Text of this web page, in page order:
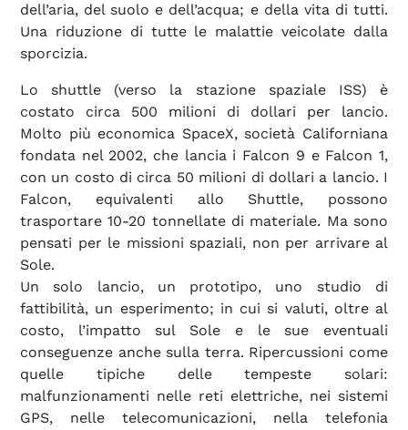
dell’aria, del suolo e dell’acqua; e della vita di tutti.
Una riduzione di tutte le malattie veicolate dalla
sporcizia.
Lo shuttle (verso la stazione spaziale ISS) è
costato circa 500 milioni di dollari per lancio.
Molto più economica SpaceX, società Californiana
fondata nel 2002, che lancia i Falcon 9 e Falcon 1,
con un costo di circa 50 milioni di dollari a lancio. I
Falcon, equivalenti allo Shuttle, possono
trasportare 10-20 tonnellate di materiale. Ma sono
pensati per le missioni spaziali, non per arrivare al
Sole.
Un solo lancio, un prototipo, uno studio di
fattibilità, un esperimento; in cui si valuti, oltre al
costo, l’impatto sul Sole e le sue eventuali
conseguenze anche sulla terra. Ripercussioni come
quelle tipiche delle tempeste solari:
malfunzionamenti nelle reti elettriche, nei sistemi
GPS, nelle telecomunicazioni, nella telefonia